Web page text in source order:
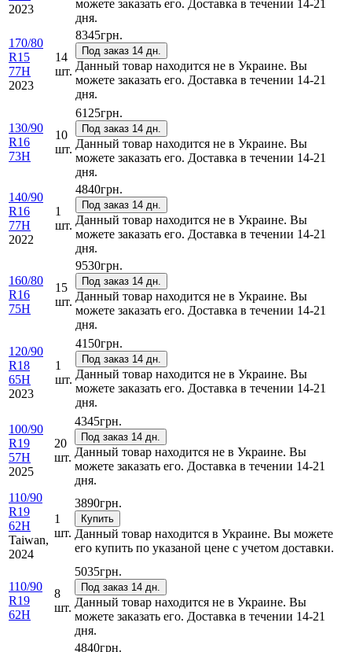
2023
можете заказать его. Доставка в течении 14-21
дня.
170/80
R15
77H
2023
14
шт.
8345грн.
Под заказ 14 дн.
Данный товар находится не в Украине. Вы
можете заказать его. Доставка в течении 14-21
дня.
130/90
R16
73H
10
шт.
6125грн.
Под заказ 14 дн.
Данный товар находится не в Украине. Вы
можете заказать его. Доставка в течении 14-21
дня.
140/90
R16
77H
2022
1
шт.
4840грн.
Под заказ 14 дн.
Данный товар находится не в Украине. Вы
можете заказать его. Доставка в течении 14-21
дня.
160/80
R16
75H
15
шт.
9530грн.
Под заказ 14 дн.
Данный товар находится не в Украине. Вы
можете заказать его. Доставка в течении 14-21
дня.
120/90
R18
65H
2023
1
шт.
4150грн.
Под заказ 14 дн.
Данный товар находится не в Украине. Вы
можете заказать его. Доставка в течении 14-21
дня.
100/90
R19
57H
2025
20
шт.
4345грн.
Под заказ 14 дн.
Данный товар находится не в Украине. Вы
можете заказать его. Доставка в течении 14-21
дня.
110/90
R19
62H
Taiwan,
2024
1
шт.
3890грн.
Купить
Данный товар находится в Украине. Вы можете
его купить по указаной цене с учетом доставки.
110/90
R19
62H
8
шт.
5035грн.
Под заказ 14 дн.
Данный товар находится не в Украине. Вы
можете заказать его. Доставка в течении 14-21
дня.
4840грн.